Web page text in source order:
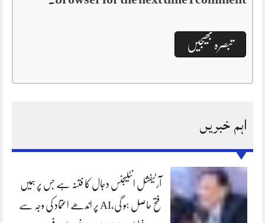
اہم خبریں
آرٹیفشل انٹلیجنس دجال کا فتنہ ہے جس پر ہمیں
فتح حاصل ہو گی،AI پر اندھے اعتماد کی وجہ سے